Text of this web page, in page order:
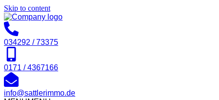
Skip to content
034292 / 73375
0171 / 4367166
info@sattlerimmo.de